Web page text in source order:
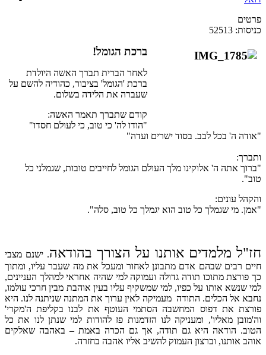
פרטים
כניסות: 52513
ברכת הגומל!
לאחר הברית תברך האשה היולדת
ברכת 'הגומל' בציבור, כהודיה להשם על
שעברה את הלידה בשלום.
קודם שתברך תאמר האשה:
"הודו לה' כי טוב, כי לעולם חסדו"
"אודה ה' בכל לבב. בסוד ישרים ועדה"
ותברך:
"ברוך אתה ה' אלוקינו מלך העולם הגומל לחייבים טובות, שגמלני כל
טוב".
והקהל עונים:
"אמן. מי שגמלך כל טוב הוא יגמלך כל טוב, סלה".
חז"ל מלמדים אותנו על הצורך בהודאה. ישנם מצבי
חיים רבים שבהם אדם מתבונן לאחור ומעכל את מה שעבר עליו, ומתוך
כך פורצת מתוכו תודה גדולה ועמוקה למי שהיה אחראי למהלך העניינים,
למי שנשא אותו על כפיו, למי שמשקיף עליו בעין אוהבת מבין חרכי עולמו,
נחבא אל הכלים. התודה מעמיקה לאין ערוך את המתנה שניתנה לנו. היא
פורצת את דפוס המחשבה הסתמי העוטף את לבנו בקליפת ה'מקרי'
וה'מובן מאליו', ומעניקה לנו הזדמנות פז להודות למי שנתן לנו את כל
הטוב. הודאה היא גם תודה, אך גם הכרה באמת – באהבה שאלקים
אוהב אותנו, וברצון העמוק להשיב אליו אהבה בחזרה.